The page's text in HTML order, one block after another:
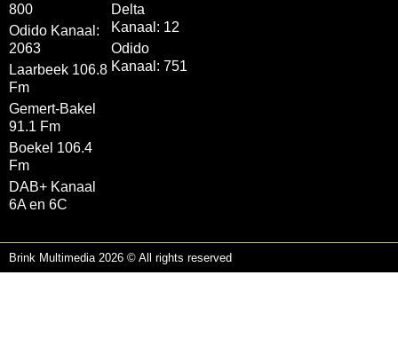
800
Odido Kanaal:
2063
Laarbeek 106.8
Fm
Gemert-Bakel
91.1 Fm
Boekel 106.4
Fm
DAB+ Kanaal
6A en 6C
Delta
Kanaal: 12
Odido
Kanaal: 751
Brink Multimedia 2026 © All rights reserved